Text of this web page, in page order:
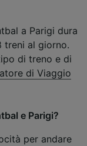
a Parigi dura
treni al giorno.
di treno e di
di Viaggio
e Parigi?
per andare